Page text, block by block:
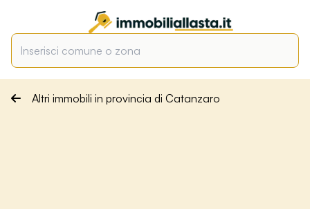
Altri immobili in provincia di Catanzaro